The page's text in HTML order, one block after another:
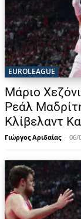
EUROLEAGUE
Μάριο
Ρεάλ
Κλίβελαντ
Γιώργος Αριδαίας - 06/